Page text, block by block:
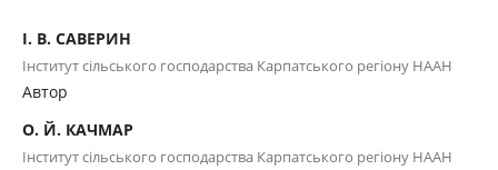
І. В. САВЕРИН
Інститут сільського господарства Карпатського регіону НААН
Автор
О. Й. КАЧМАР
Інститут сільського господарства Карпатського регіону НААН